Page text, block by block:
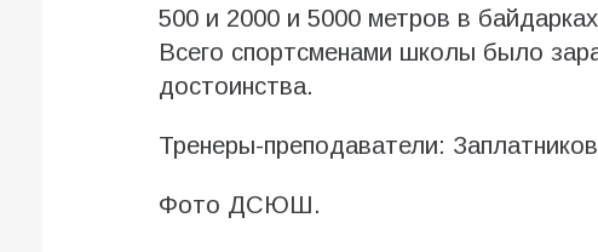
500 и 2000 и 5000 метров в
Всего спортсменами школы было
достоинства.
Тренеры-преподаватели:
Фото ДСЮШ.